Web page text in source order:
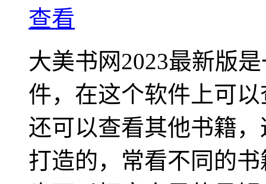
查看
大美书网2023最新版
件，在这个软件上可
还可以查看其他书籍
打造的，常看不同的